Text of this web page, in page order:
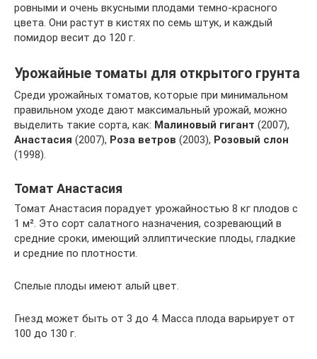
ровными и очень вкусными плодами темно-красного
цвета. Они растут в кистях по семь штук, и каждый
помидор весит до 120 г.
Урожайные томаты для открытого грунта
Среди урожайных томатов, которые при минимальном
правильном уходе дают максимальный урожай, можно
выделить такие сорта, как: Малиновый гигант (2007),
Анастасия (2007), Роза ветров (2003), Розовый слон
(1998).
Томат Анастасия
Томат Анастасия порадует урожайностью 8 кг плодов с
1 м². Это сорт салатного назначения, созревающий в
средние сроки, имеющий эллиптические плоды, гладкие
и средние по плотности.
Спелые плоды имеют алый цвет.
Гнезд может быть от 3 до 4. Масса плода варьирует от
100 до 130 г.